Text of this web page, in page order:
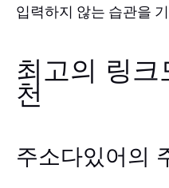
입력하지 않는 습관을
최고의 링크
천
주소다있어의